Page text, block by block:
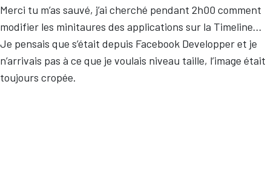
Merci tu m’as sauvé, j’ai cherché pendant 2h00 comment
modifier les minitaures des applications sur la Timeline…
Je pensais que s’était depuis Facebook Developper et je
n’arrivais pas à ce que je voulais niveau taille, l’image était
toujours cropée.